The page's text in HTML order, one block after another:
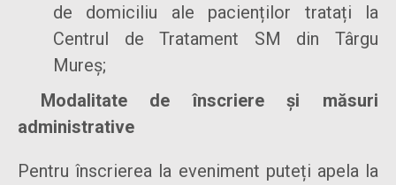
de domiciliu ale pacienților tratați la
Centrul de Tratament SM din Târgu
Mureș;
Modalitate de înscriere și măsuri
administrative
Pentru înscrierea la eveniment puteți apela la